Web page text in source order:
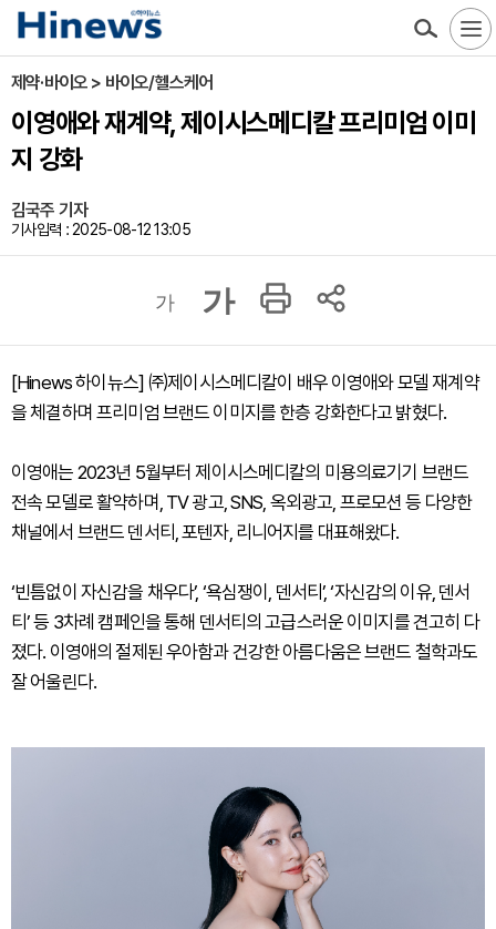
제약·바이오 > 바이오/헬스케어
이영애와 재계약, 제이시스메디칼 프리미엄 이미
지 강화
김국주 기자
기사입력 : 2025-08-12 13:05
가 가
[Hinews 하이뉴스] ㈜제이시스메디칼이 배우 이영애와 모델 재계약
을 체결하며 프리미엄 브랜드 이미지를 한층 강화한다고 밝혔다.
이영애는 2023년 5월부터 제이시스메디칼의 미용의료기기 브랜드
전속 모델로 활약하며, TV 광고, SNS, 옥외광고, 프로모션 등 다양한
채널에서 브랜드 덴서티, 포텐자, 리니어지를 대표해왔다.
‘빈틈없이 자신감을 채우다’, ‘욕심쟁이, 덴서티’, ‘자신감의 이유, 덴서
티’ 등 3차례 캠페인을 통해 덴서티의 고급스러운 이미지를 견고히 다
졌다. 이영애의 절제된 우아함과 건강한 아름다움은 브랜드 철학과도
잘 어울린다.